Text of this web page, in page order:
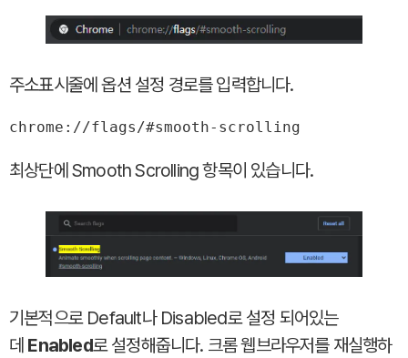
주소표시줄에 옵션 설정 경로를 입력합니다.
chrome://flags/#smooth-scrolling
최상단에 Smooth Scrolling 항목이 있습니다.
기본적으로 Default나 Disabled로 설정 되어있는
데 Enabled로 설정해줍니다. 크롬 웹브라우저를 재실행하